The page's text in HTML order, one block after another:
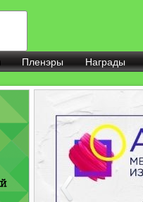
Пленэры Награды